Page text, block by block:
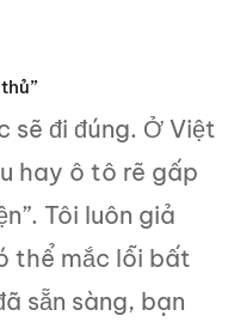
đi đúng. Ở Việt
hay ô tô rẽ gấp
Tôi luôn giả
thể mắc lỗi bất
sẵn sàng, bạn